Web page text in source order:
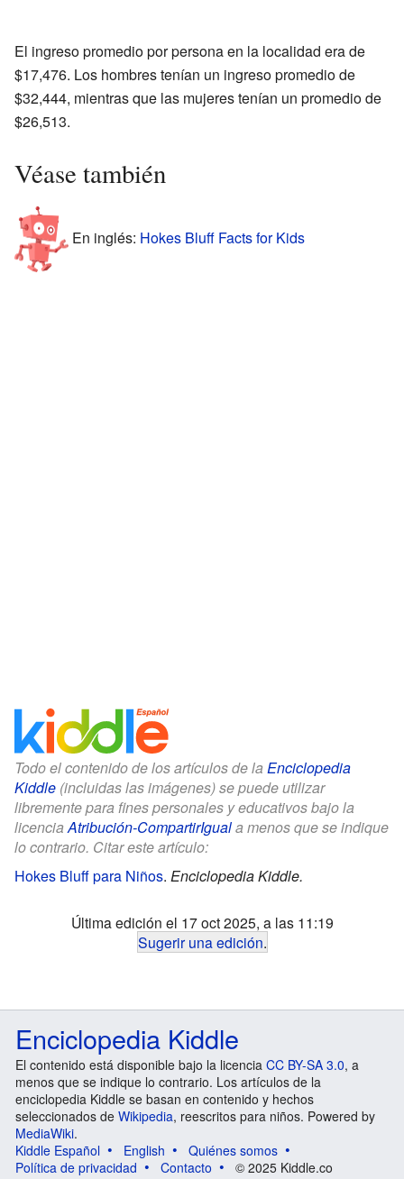
El ingreso promedio por persona en la localidad era de
$17,476. Los hombres tenían un ingreso promedio de
$32,444, mientras que las mujeres tenían un promedio de
$26,513.
Véase también
En inglés: Hokes Bluff Facts for Kids
Todo el contenido de los artículos de la Enciclopedia
Kiddle (incluidas las imágenes) se puede utilizar
libremente para fines personales y educativos bajo la
licenciaAtribución-CompartirIguala menos que se indique
lo contrario. Citar este artículo:
Hokes Bluff para Niños. Enciclopedia Kiddle.
Última edición el 17 oct 2025, a las 11:19
Sugerir una edición.
Enciclopedia Kiddle
El contenido está disponible bajo la licencia CC BY-SA 3.0, a
menos que se indique lo contrario. Los artículos de la
enciclopedia Kiddle se basan en contenido y hechos
seleccionados de Wikipedia, reescritos para niños. Powered by
MediaWiki.
Kiddle Español
English
Quiénes somos
Política de privacidad
Contacto © 2025 Kiddle.co